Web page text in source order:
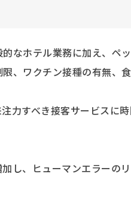
なホテル業務に加え、ペ
、ワクチン接種の有無、
力すべき接客サービスに
し、ヒューマンエラーのリ